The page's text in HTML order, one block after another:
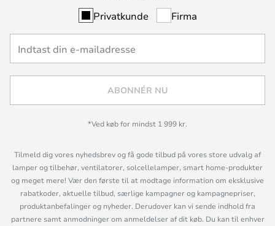
Privatkunde Firma
ABONNÉR NU
*Ved køb for mindst 1 999 kr.
Tilmeld dig vores nyhedsbrev og få gode tilbud på vores store udvalg af
lamper og tilbehør, ventilatorer, solcellelamper, smart home-produkter
og meget mere! Vær den første til at modtage information om eksklusive
rabatkoder, aktuelle tilbud, særlige kampagner og kampagnepriser,
produktanbefalinger og nyheder. Derudover kan vi sende indhold fra
partnere samt anmodninger om anmeldelser af dit køb. Du kan til enhver